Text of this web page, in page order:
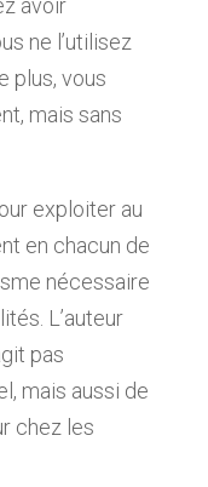
avoir
ne l’utilisez
plus, vous
mais sans
exploiter au
en chacun de
nécessaire
L’auteur
pas
mais aussi de
chez les